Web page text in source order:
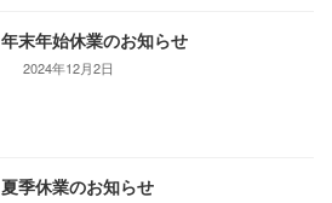
年末年始休業のお知らせ
2024年12月2日
夏季休業のお知らせ